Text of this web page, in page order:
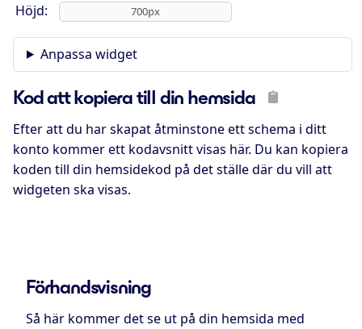
Höjd:
Anpassa widget
Kod att kopiera till din hemsida
Efter att du har skapat åtminstone ett schema i ditt
konto kommer ett kodavsnitt visas här. Du kan kopiera
koden till din hemsidekod på det ställe där du vill att
widgeten ska visas.
Förhandsvisning
Så här kommer det se ut på din hemsida med